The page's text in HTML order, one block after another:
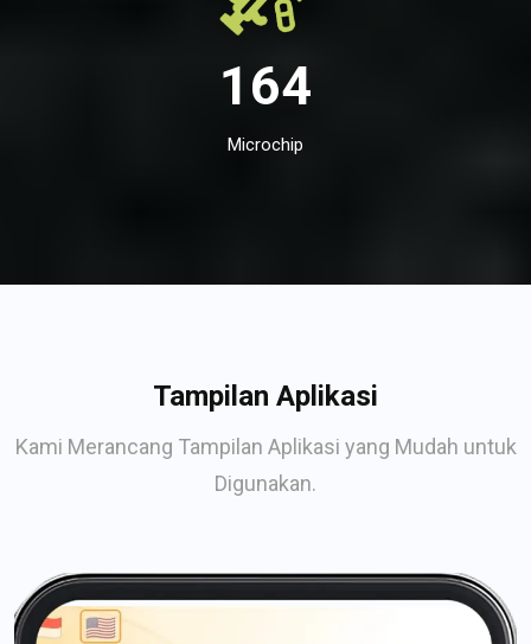
164
Microchip
Tampilan Aplikasi
Kami Merancang Tampilan Aplikasi yang Mudah untuk
Digunakan.